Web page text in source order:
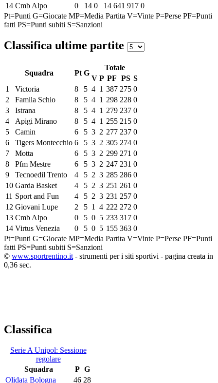
14 Cmb Alpo 0 14 0 14 641 917 0
Pt=Punti G=Giocate MP=Media Partita V=Vinte P=Perse PF=Punti
fatti PS=Punti subiti S=Sanzioni
Classifica ultime partite
Squadra Pt G
Totale
V P PF PS S
1
Victoria 8 5 4 1 387 275 0
2
Famila Schio 8 5 4 1 298 228 0
3
Istrana 8 5 4 1 279 237 0
4
Apigi Mirano 8 5 4 1 255 215 0
5
Camin 6 5 3 2 277 237 0
6
Tigers Montecchio 6 5 3 2 305 274 0
7
Motta 6 5 3 2 299 271 0
8
Pfm Mestre 6 5 3 2 247 231 0
9
Tecnoedil Trento 4 5 2 3 285 286 0
10 Garda Basket 4 5 2 3 251 261 0
11 Sport and Fun 4 5 2 3 231 257 0
12 Giovani Lupe 2 5 1 4 222 272 0
13 Cmb Alpo 0 5 0 5 233 317 0
14 Virtus Venezia 0 5 0 5 155 363 0
Pt=Punti G=Giocate MP=Media Partita V=Vinte P=Perse PF=Punti
fatti PS=Punti subiti S=Sanzioni
© www.sportrentino.it - strumenti per i siti sportivi - pagina creata in
0,36 sec.
Classifica
Serie A Unipol: Sessione
regolare
Squadra
P G
Olidata Bologna
46 28